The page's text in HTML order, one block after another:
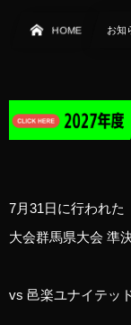
HOME お知
7月31日に行われ
大会群馬県大会 準
vs 邑楽ユナイテッ